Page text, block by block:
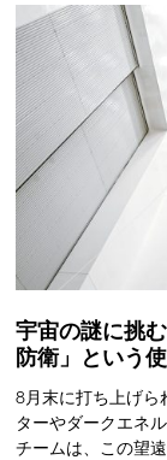
宇宙の謎に挑
防衛」という
8月末に打ち上げら
ターやダークエネ
チームは、この望